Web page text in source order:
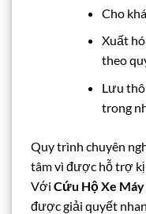
Cho
Xuất
theo
Lưu
trong
Quy trình chuyên
tâm vì được hỗ trợ
Với Cứu Hộ Xe Máy
được giải quyết